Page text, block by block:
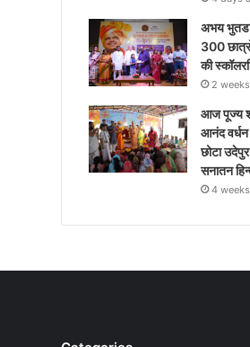
अभय
300
की
2
आज पूज्य
आनंद वर्धन
छोटा
सनातन
4